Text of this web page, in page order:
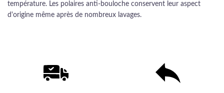
température. Les polaires anti-bouloche conservent leur aspect
d'origine même après de nombreux lavages.